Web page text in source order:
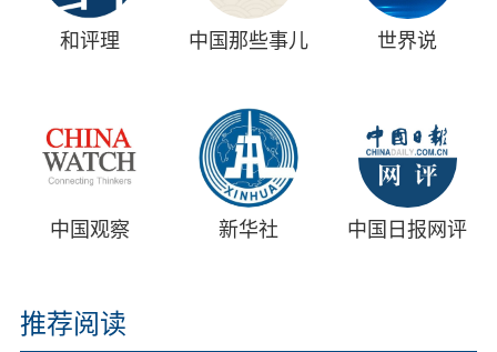
和评理 中国那些事儿 世界说
中国观察 新华社 中国日报网评
推荐阅读